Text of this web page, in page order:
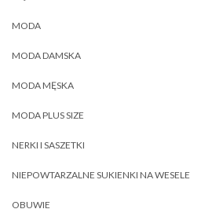
MODA
MODA DAMSKA
MODA MĘSKA
MODA PLUS SIZE
NERKI I SASZETKI
NIEPOWTARZALNE SUKIENKI NA WESELE
OBUWIE